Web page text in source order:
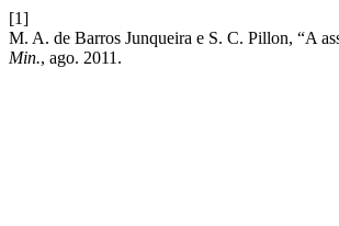
[1]
M. A. de Barros Junqueira e S. C. Pillon, “A
Min., ago. 2011.